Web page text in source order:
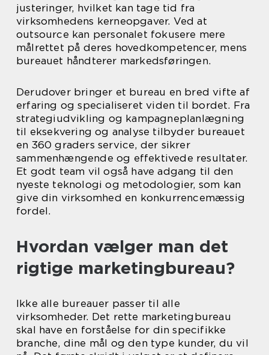
justeringer, hvilket kan tage tid fra
virksomhedens kerneopgaver. Ved at
outsource kan personalet fokusere mere
målrettet på deres hovedkompetencer, mens
bureauet håndterer markedsføringen.
Derudover bringer et bureau en bred vifte af
erfaring og specialiseret viden til bordet. Fra
strategiudvikling og kampagneplanlægning
til eksekvering og analyse tilbyder bureauet
en 360 graders service, der sikrer
sammenhængende og effektivede resultater.
Et godt team vil også have adgang til den
nyeste teknologi og metodologier, som kan
give din virksomhed en konkurrencemæssig
fordel.
Hvordan vælger man det
rigtige marketingbureau?
Ikke alle bureauer passer til alle
virksomheder. Det rette marketingbureau
skal have en forståelse for din specifikke
branche, dine mål og den type kunder, du vil